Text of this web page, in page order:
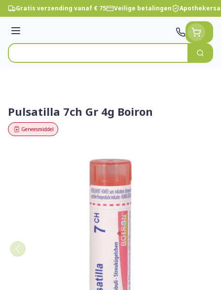
Ga naar de inhoud
Gratis verzending vanaf € 75 Veilige betalingen
Menu
Product, merk, categorie...
Zoek
Pulsatilla 7ch Gr 4g Boiron
Geneesmiddel